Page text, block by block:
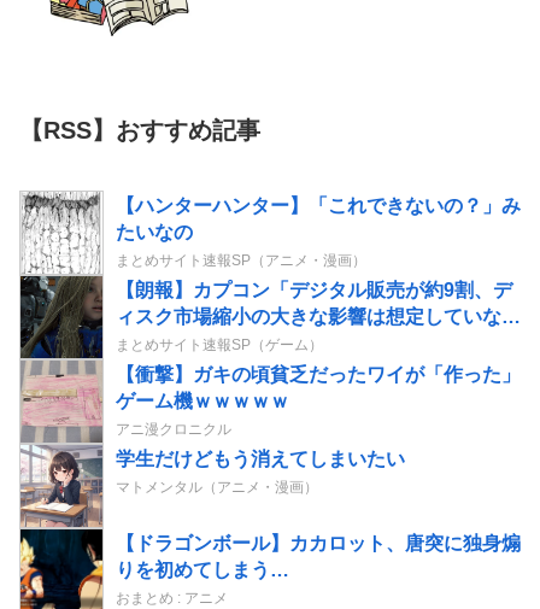
【RSS】おすすめ記事
【ハンターハンター】「これできないの？」み
たいなの
まとめサイト速報SP（アニメ・漫画）
【朗報】カプコン「デジタル販売が約9割、デ
ィスク市場縮小の大きな影響は想定していな
い」
まとめサイト速報SP（ゲーム）
【衝撃】ガキの頃貧乏だったワイが「作った」
ゲーム機ｗｗｗｗｗ
アニ漫クロニクル
学生だけどもう消えてしまいたい
マトメンタル（アニメ・漫画）
【ドラゴンボール】カカロット、唐突に独身煽
りを初めてしまう…
おまとめ : アニメ